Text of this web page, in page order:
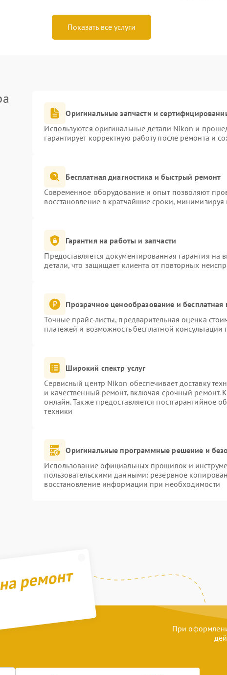
Показать все услуги
Оригинальные запчасти и
Используются оригинальные детали Nikon и
гарантирует корректную работу после ремонта и
Бесплатная диагностика и быстрый ремонт
Современное оборудование и опыт позволяют
восстановление в кратчайшие сроки, минимизируя
Гарантия на работы и запчасти
Предоставляется документированная гарантия
детали, что защищает клиента от повторных
Прозрачное ценообразование и бесплатная
Точные прайс-листы, предварительная оценка
платежей и возможность бесплатной
Широкий спектр услуг
Сервисный центр Nikon обеспечивает доставку
и качественный ремонт, включая срочный ремонт.
онлайн. Также предоставляется постгарантийное
техники
Оригинальные программные решение и
Использование официальных прошивок и
пользовательскими данными: резервное
восстановление информации при необходимости
ремонт
При